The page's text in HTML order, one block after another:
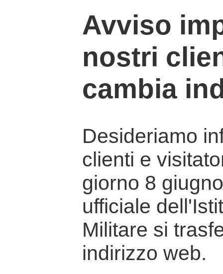
Avviso
nostri
cambia
Desideriamo
clienti e
giorno 8
ufficiale
Militare si
indirizzo web.